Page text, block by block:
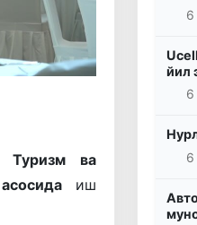
Туризм ва
иш
6
йил
6
6